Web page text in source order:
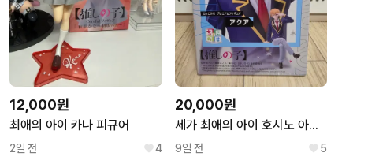
12,000원
최애의 아이 카나 피규어
2일 전 4
20,000원
세가 최애의 아이 호시노 아쿠아 초코노세 피규어
9일 전 5